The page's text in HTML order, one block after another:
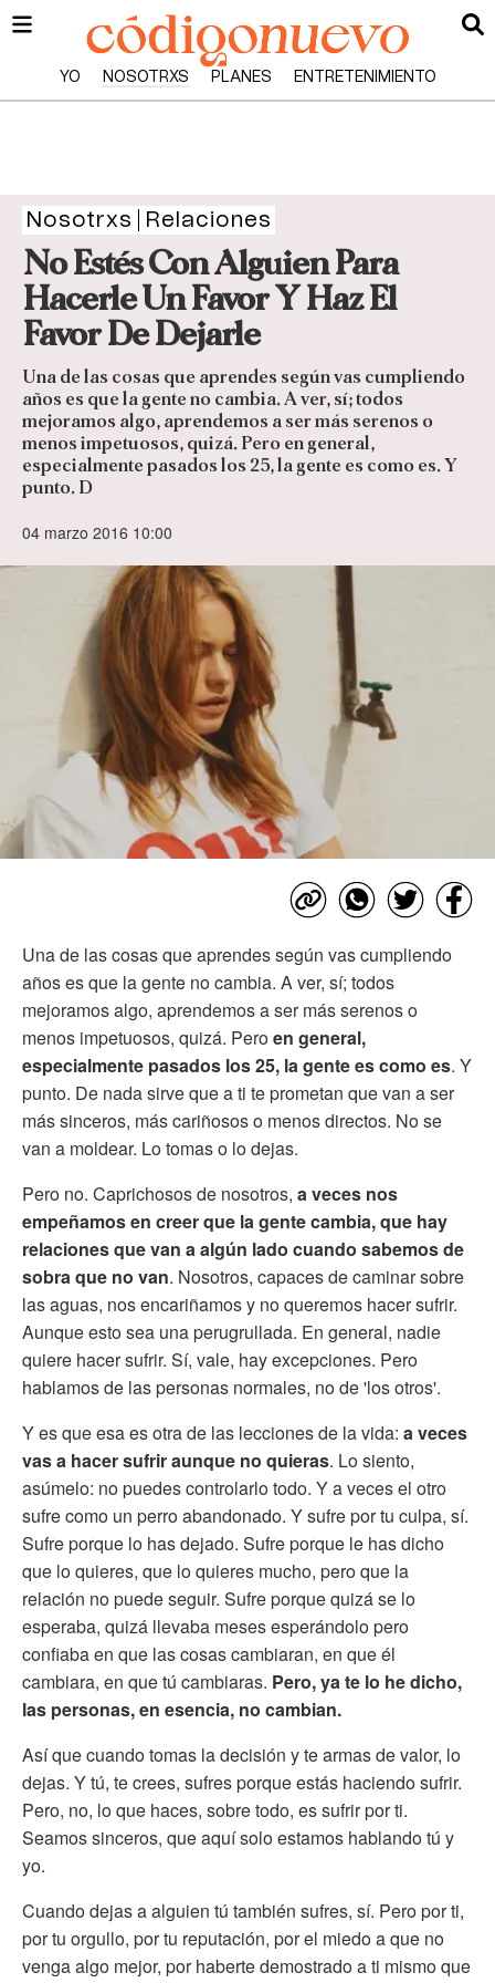
YO NOSOTRXS PLANES ENTRETENIMIENTO
Nosotrxs Relaciones
No Estés Con Alguien Para
Hacerle Un Favor Y Haz El
Favor De Dejarle
Una de las cosas que aprendes según vas cumpliendo
años es que la gente no cambia. A ver, sí; todos
mejoramos algo, aprendemos a ser más serenos o
menos impetuosos, quizá. Pero en general,
especialmente pasados los 25, la gente es como es. Y
punto. D
04 marzo 2016 10:00
Una de las cosas que aprendes según vas cumpliendo
años es que la gente no cambia. A ver, sí; todos
mejoramos algo, aprendemos a ser más serenos o
menos impetuosos, quizá. Peroen general,
especialmente pasados los 25, la gente es como es. Y
punto. De nada sirve que a ti te prometan que van a ser
más sinceros, más cariñosos o menos directos. No se
van a moldear. Lo tomas o lo dejas.
Pero no. Caprichosos de nosotros, a veces nos
empeñamos en creer que la gente cambia, que hay
relaciones que van a algún lado cuando sabemos de
sobra que no van. Nosotros, capaces de caminar sobre
las aguas, nos encariñamos y no queremos hacer sufrir.
Aunque esto sea una perugrullada. En general, nadie
quiere hacer sufrir. Sí, vale, hay excepciones. Pero
hablamos de las personas normales, no de 'los otros'.
Y es que esa es otra de las lecciones de la vida: a veces
vas a hacer sufrir aunque no quieras. Lo siento,
asúmelo: no puedes controlarlo todo. Y a veces el otro
sufre como un perro abandonado. Y sufre por tu culpa, sí.
Sufre porque lo has dejado. Sufre porque le has dicho
que lo quieres, que lo quieres mucho, pero que la
relación no puede seguir. Sufre porque quizá se lo
esperaba, quizá llevaba meses esperándolo pero
confiaba en que las cosas cambiaran, en que él
cambiara, en que tú cambiaras. Pero, ya te lo he dicho,
las personas, en esencia, no cambian.
Así que cuando tomas la decisión y te armas de valor, lo
dejas. Y tú, te crees, sufres porque estás haciendo sufrir.
Pero, no, lo que haces, sobre todo, es sufrir por ti.
Seamos sinceros, que aquí solo estamos hablando tú y
yo.
Cuando dejas a alguien tú también sufres, sí. Pero por ti,
por tu orgullo, por tu reputación, por el miedo a que no
venga algo mejor, por haberte demostrado a ti mismo que